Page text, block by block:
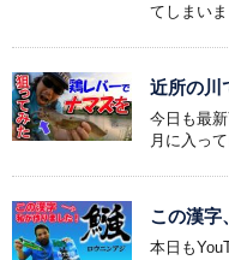
てしまい
近所の川
今日も最
月に入っ
この漢字
本日も